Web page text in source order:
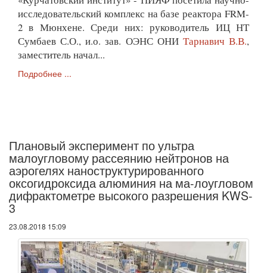
исследовательский комплекс на базе реактора FRM-
2 в Мюнхене. Среди них: руководитель ИЦ НТ
Сумбаев С.О., и.о. зав. ОЭНС ОНИ Тарнавич В.В.,
заместитель начал...
Подробнее ...
Плановый эксперимент по ультра
малоугловому рассеянию нейтронов на
аэрогелях наноструктурированного
оксогидроксида алюминия на ма-лоугловом
дифрактометре высокого разрешения KWS-
3
23.08.2018 15:09